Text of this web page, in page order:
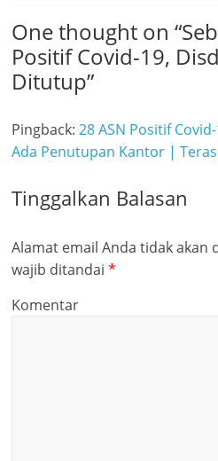
One thought on “
Positif Covid-19,
Ditutup”
Pingback:28 ASN Positif
Ada Penutupan Kantor | Teras
Tinggalkan Balasan
Alamat email Anda tidak akan
wajib ditandai*
Komentar